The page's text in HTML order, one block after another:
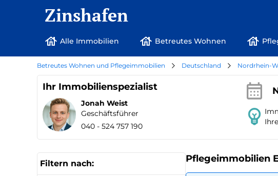
Zinshafen
Alle Immobilien Betreutes Wohnen
Betreutes Wohnen und Pflegeimmobilien Deutschland Nordrhein-
Ihr Immobilienspezialist
Jonah Weist
Geschäftsführer
040 - 524 757 190
Filtern nach: Pflegeimmobilien